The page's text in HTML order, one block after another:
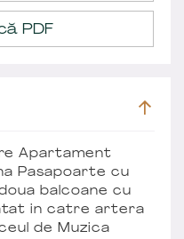
PDF
Apartament
Pasapoarte cu
balcoane cu
in catre artera
de Muzica